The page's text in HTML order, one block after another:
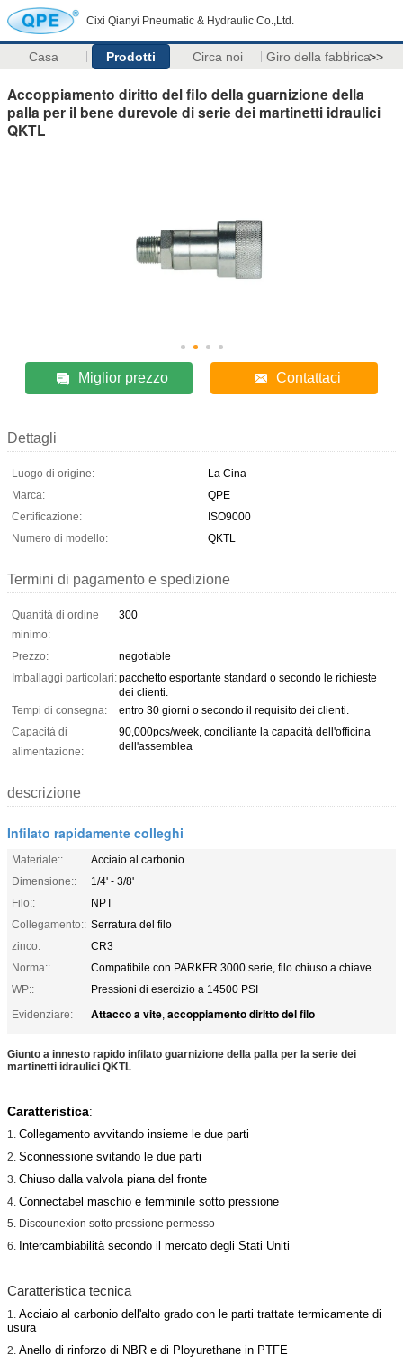
Cixi Qianyi Pneumatic & Hydraulic Co.,Ltd.
Casa Prodotti Circa noi Giro della fabbrica>>
Accoppiamento diritto del filo della guarnizione della
palla per il bene durevole di serie dei martinetti idraulici
QKTL
Miglior prezzo Contattaci
Dettagli
Luogo di origine:
La Cina
Marca:
QPE
Certificazione:
ISO9000
Numero di modello:
QKTL
Termini di pagamento e spedizione
Quantità di ordine
minimo:
300
Prezzo:
negotiable
Imballaggi particolari:pacchetto esportante standard o secondo le richieste
dei clienti.
Tempi di consegna:
entro 30 giorni o secondo il requisito dei clienti.
Capacità di
alimentazione:
90,000pcs/week, conciliante la capacità dell'officina
dell'assemblea
descrizione
Infilato rapidamente colleghi
Materiale::
Acciaio al carbonio
Dimensione::
1/4' - 3/8'
Filo::
NPT
Collegamento:: Serratura del filo
zinco:
CR3
Norma::
Compatibile con PARKER 3000 serie, filo chiuso a chiave
WP::
Pressioni di esercizio a 14500 PSI
Evidenziare:
Attacco a vite, accoppiamento diritto del filo
Giunto a innesto rapido infilato guarnizione della palla per la serie dei
martinetti idraulici QKTL
Caratteristica:
1. Collegamento avvitando insieme le due parti
2. Sconnessione svitando le due parti
3. Chiuso dalla valvola piana del fronte
4. Connectabel maschio e femminile sotto pressione
5. Discounexion sotto pressione permesso
6. Intercambiabilità secondo il mercato degli Stati Uniti
Caratteristica tecnica
1. Acciaio al carbonio dell'alto grado con le parti trattate termicamente di
usura
2. Anello di rinforzo di NBR e di Ployurethane in PTFE